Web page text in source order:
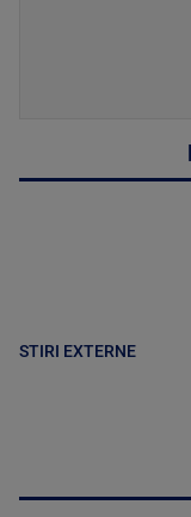
STIRI EXTERNE